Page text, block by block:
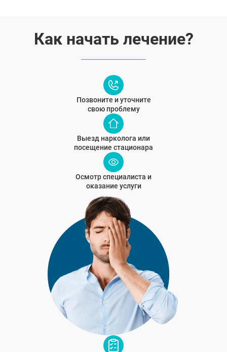
Как начать лечение?
Позвоните и уточните
свою проблему
Выезд нарколога или
посещение стационара
Осмотр специалиста и
оказание услуги
Истра
Ликино-Дулёво
Лосино-Петровский
Красноармейск
Старая Купавна
Черноголовка
Краснозаводск
Белоозёрский
Высоковск